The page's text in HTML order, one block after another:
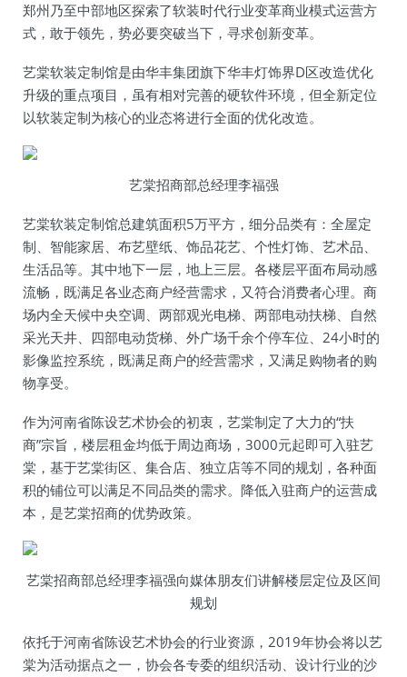
郑州乃至中部地区探索了软装时代行业变革商业模式运营方
式，敢于领先，势必要突破当下，寻求创新变革。
艺棠软装定制馆是由华丰集团旗下华丰灯饰界D区改造优化
升级的重点项目，虽有相对完善的硬软件环境，但全新定位
以软装定制为核心的业态将进行全面的优化改造。
艺棠招商部总经理李福强
艺棠软装定制馆总建筑面积5万平方，细分品类有：全屋定
制、智能家居、布艺壁纸、饰品花艺、个性灯饰、艺术品、
生活品等。其中地下一层，地上三层。各楼层平面布局动感
流畅，既满足各业态商户经营需求，又符合消费者心理。商
场内全天候中央空调、两部观光电梯、两部电动扶梯、自然
采光天井、四部电动货梯、外广场千余个停车位、24小时的
影像监控系统，既满足商户的经营需求，又满足购物者的购
物享受。
作为河南省陈设艺术协会的初衷，艺棠制定了大力的“扶
商”宗旨，楼层租金均低于周边商场，3000元起即可入驻艺
棠，基于艺棠街区、集合店、独立店等不同的规划，各种面
积的铺位可以满足不同品类的需求。降低入驻商户的运营成
本，是艺棠招商的优势政策。
艺棠招商部总经理李福强向媒体朋友们讲解楼层定位及区间
规划
依托于河南省陈设艺术协会的行业资源，2019年协会将以艺
棠为活动据点之一，协会各专委的组织活动、设计行业的沙